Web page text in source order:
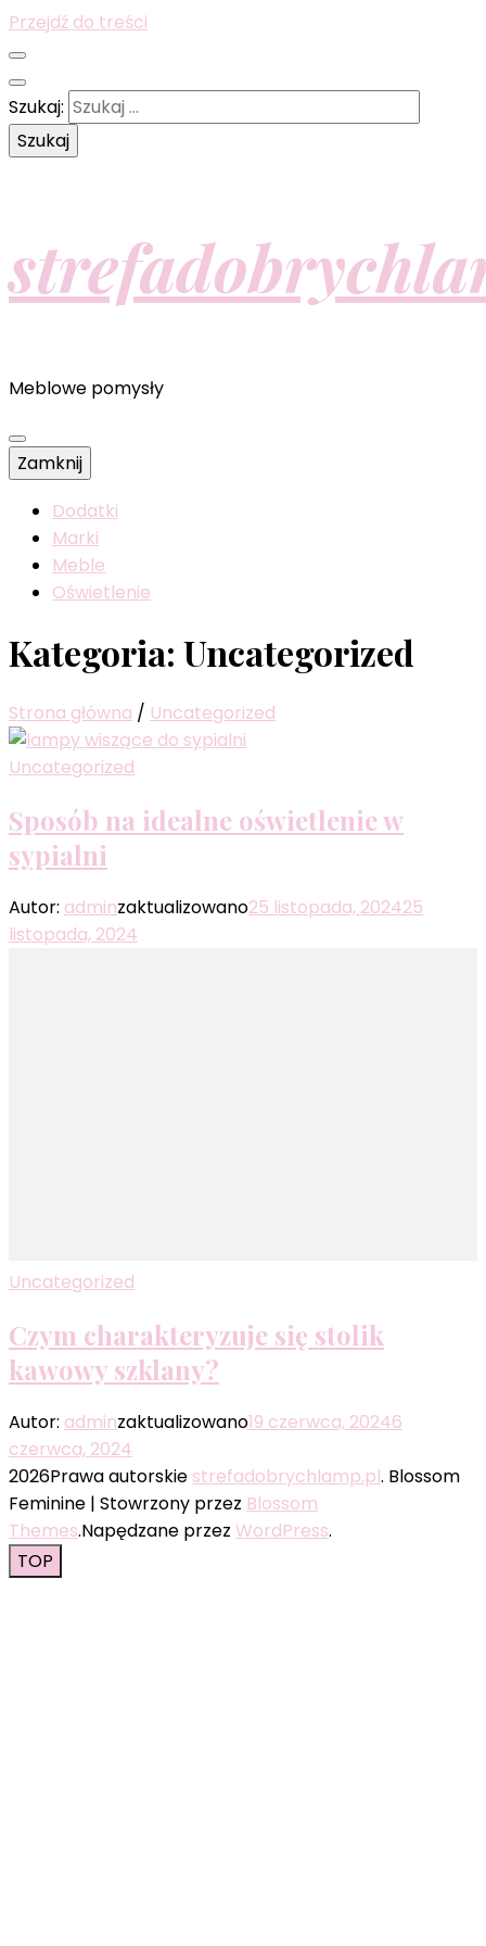
Przejdź do treści
Szukaj:
Meblowe pomysły
Zamknij
Dodatki
Marki
Meble
Oświetlenie
Kategoria: Uncategorized
Strona główna / Uncategorized
Uncategorized
Sposób na idealne oświetlenie w
sypialni
Autor: adminzaktualizowano25 listopada, 202425
listopada, 2024
Uncategorized
Czym charakteryzuje się stolik
kawowy szklany?
Autor: adminzaktualizowano19 czerwca, 20246
czerwca, 2024
2026Prawa autorskie strefadobrychlamp.pl. Blossom
Feminine | Stowrzony przez Blossom
Themes.Napędzane przez WordPress.
TOP